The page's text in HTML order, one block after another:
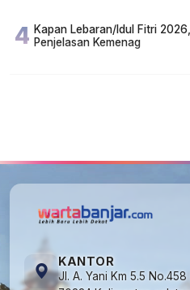
4 Kapan Lebaran/Idul Fitri
Penjelasan Kemenag
KANTOR
Jl. A. Yani Km 5.5